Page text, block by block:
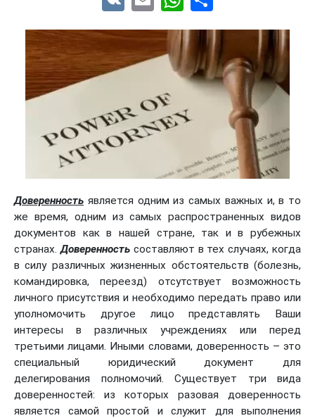
Доверенность является одним из самых важных и, в то
же время, одним из самых распространенных видов
документов как в нашей стране, так и в рубежных
странах.Доверенностьсоставляют в тех случаях, когда
в силу различных жизненных обстоятельств (болезнь,
командировка, переезд) отсутствует возможность
личного присутствия и необходимо передать право или
уполномочить другое лицо представлять Ваши
интересы в различных учреждениях или перед
третьими лицами. Иными словами, доверенность – это
специальный юридический документ для
делегирования полномочий. Существует три вида
доверенностей: из которых разовая доверенность
является самой простой и служит для выполнения